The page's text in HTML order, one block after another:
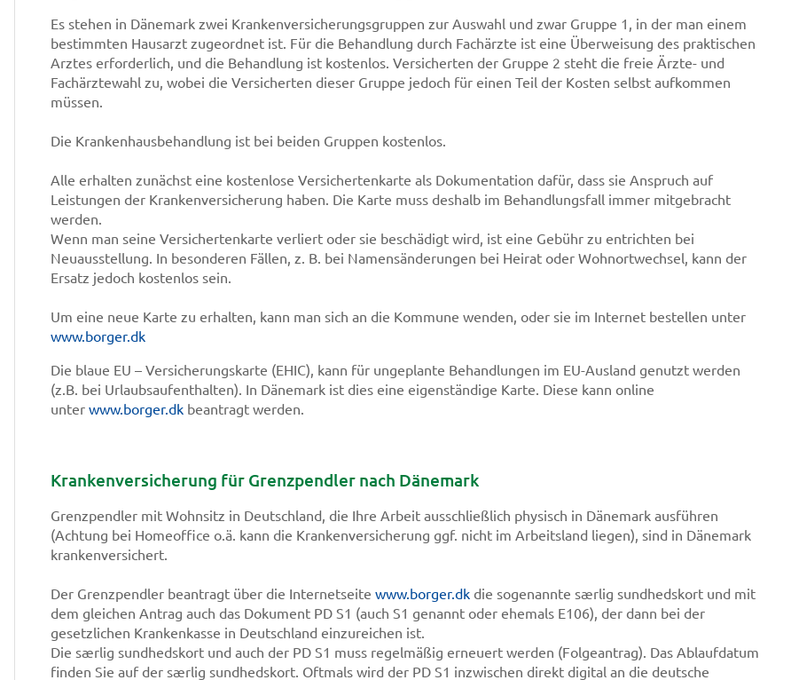
Es stehen in Dänemark zwei Krankenversicherungsgruppen zur Auswahl und zwar Gruppe 1, in der man einem
bestimmten Hausarzt zugeordnet ist. Für die Behandlung durch Fachärzte ist eine Überweisung des praktischen
Arztes erforderlich, und die Behandlung ist kostenlos. Versicherten der Gruppe 2 steht die freie Ärzte- und
Fachärztewahl zu, wobei die Versicherten dieser Gruppe jedoch für einen Teil der Kosten selbst aufkommen
müssen.
Die Krankenhausbehandlung ist bei beiden Gruppen kostenlos.
Alle erhalten zunächst eine kostenlose Versichertenkarte als Dokumentation dafür, dass sie Anspruch auf
Leistungen der Krankenversicherung haben. Die Karte muss deshalb im Behandlungsfall immer mitgebracht
werden.
Wenn man seine Versichertenkarte verliert oder sie beschädigt wird, ist eine Gebühr zu entrichten bei
Neuausstellung. In besonderen Fällen, z. B. bei Namensänderungen bei Heirat oder Wohnortwechsel, kann der
Ersatz jedoch kostenlos sein.
Um eine neue Karte zu erhalten, kann man sich an die Kommune wenden, oder sie im Internet bestellen unter
www.borger.dk
Die blaue EU – Versicherungskarte (EHIC), kann für ungeplante Behandlungen im EU-Ausland genutzt werden
(z.B. bei Urlaubsaufenthalten). In Dänemark ist dies eine eigenständige Karte. Diese kann online
unter www.borger.dk beantragt werden.
Krankenversicherung für Grenzpendler nach Dänemark
Grenzpendler mit Wohnsitz in Deutschland, die Ihre Arbeit ausschließlich physisch in Dänemark ausführen
(Achtung bei Homeoffice o.ä. kann die Krankenversicherung ggf. nicht im Arbeitsland liegen), sind in Dänemark
krankenversichert.
Der Grenzpendler beantragt über die Internetseite www.borger.dk die sogenannte særlig sundhedskort und mit
dem gleichen Antrag auch das Dokument PD S1 (auch S1 genannt oder ehemals E106), der dann bei der
gesetzlichen Krankenkasse in Deutschland einzureichen ist.
Die særlig sundhedskort und auch der PD S1 muss regelmäßig erneuert werden (Folgeantrag). Das Ablaufdatum
finden Sie auf der særlig sundhedskort. Oftmals wird der PD S1 inzwischen direkt digital an die deutsche